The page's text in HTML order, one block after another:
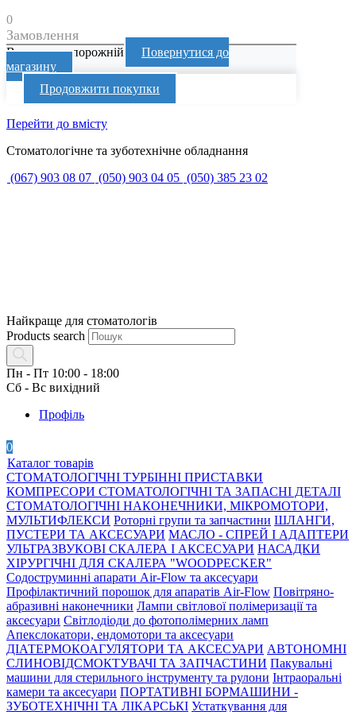
0
Замовлення
Ваш кошик порожній
Повернутися до
магазину
Продовжити покупки
Перейти до вмісту
Стоматологічне та зуботехнічне обладнання
(067) 903 08 07 (050) 903 04 05 (050) 385 23 02
Найкраще для стоматологів
Products search
Пн - Пт 10:00 - 18:00
Сб - Вс вихідний
Профіль
0
Каталог товарів
СТОМАТОЛОГІЧНІ ТУРБІННІ ПРИСТАВКИ
КОМПРЕСОРИ СТОМАТОЛОГІЧНІ ТА ЗАПАСНІ ДЕТАЛІ
СТОМАТОЛОГІЧНІ НАКОНЕЧНИКИ, МІКРОМОТОРИ,
МУЛЬТИФЛЕКСИ Роторні групи та запчастини ШЛАНГИ,
ПУСТЕРИ ТА АКСЕСУАРИ МАСЛО - СПРЕЙ І АДАПТЕРИ
УЛЬТРАЗВУКОВІ СКАЛЕРА І АКСЕСУАРИ НАСАДКИ
ХІРУРГІЧНІ ДЛЯ СКАЛЕРА "WOODPECKER"
Содоструминні апарати Air-Flow та аксесуари
Профілактичний порошок для апаратів Air-Flow Повітряно-
абразивні наконечники Лампи світлової полімеризації та
аксесуари Світлодіоди до фотополімерних ламп
Апекслокатори, ендомотори та аксесуари
ДІАТЕРМОКОАГУЛЯТОРИ ТА АКСЕСУАРИ АВТОНОМНІ
СЛИНОВІДСМОКТУВАЧІ ТА ЗАПЧАСТИНИ Пакувальні
машини для стерильного інструменту та рулони Інтраоральні
камери та аксесуари ПОРТАТИВНІ БОРМАШИНИ -
ЗУБОТЕХНІЧНІ ТА ЛІКАРСЬКІ Устаткування для